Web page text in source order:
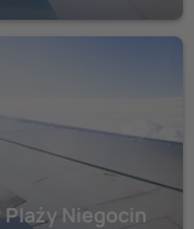
Niegocin